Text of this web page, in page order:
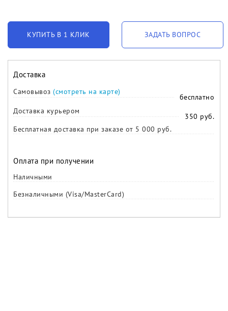
КУПИТЬ В 1 КЛИК ЗАДАТЬ ВОПРОС
Доставка
Самовывоз (смотреть на карте)
бесплатно
Доставка курьером
350 руб.
Бесплатная доставка при заказе от 5 000 руб.
Оплата при получении
Наличными
Безналичными (Visa/MasterCard)